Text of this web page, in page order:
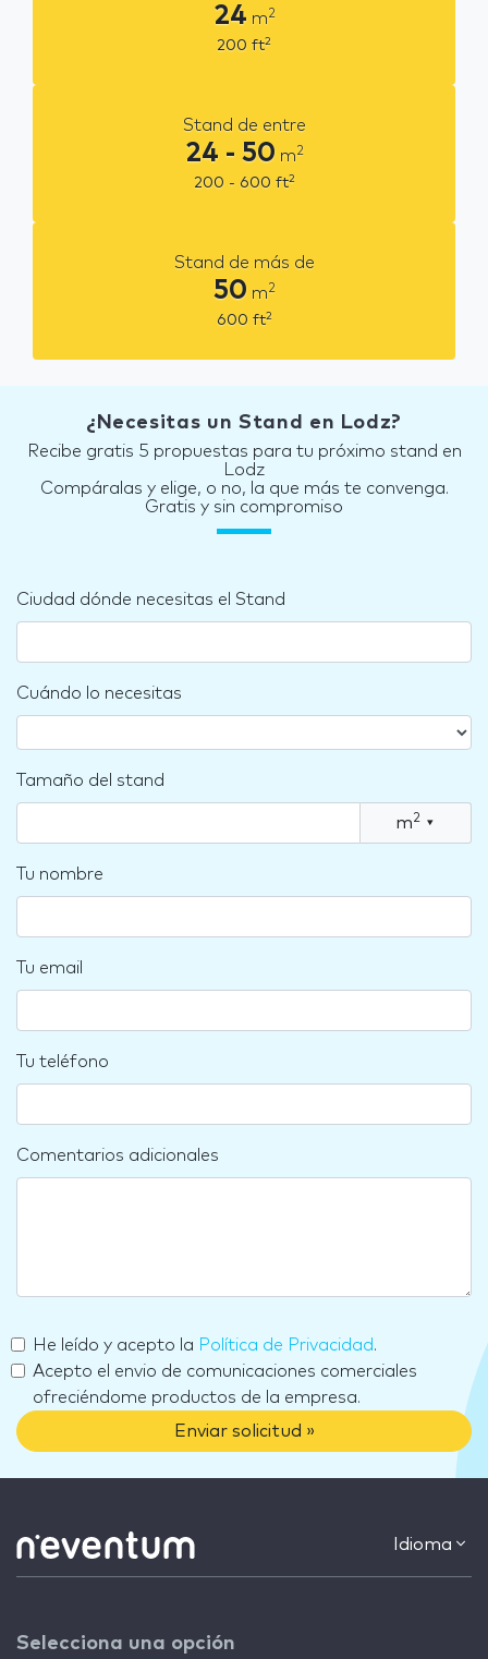
24 m2
200 ft2
Stand de entre
24 - 50 m2
200 - 600 ft2
Stand de más de
50 m2
600 ft2
¿Necesitas un Stand en Lodz?
Recibe gratis 5 propuestas para tu próximo stand en
Lodz
Compáralas y elige, o no, la que más te convenga.
Gratis y sin compromiso
Ciudad dónde necesitas el Stand
Cuándo lo necesitas
Tamaño del stand
m2 ▾
Tu nombre
Tu email
Tu teléfono
Comentarios adicionales
He leído y acepto la Política de Privacidad.
Acepto el envio de comunicaciones comerciales
ofreciéndome productos de la empresa.
Enviar solicitud »
Idioma
Selecciona una opción